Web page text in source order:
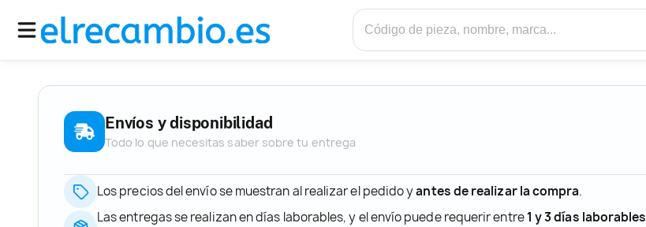
Envíos y disponibilidad
Todo lo que necesitas saber sobre tu entrega
Los precios del envío se muestran al realizar el pedido yantes de realizar la compra.
Las entregas se realizan en días laborables, y el envío puede requerir entre1 y 3 días laborables